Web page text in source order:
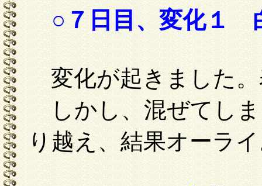
○７日目、変化１
変化が起きました。
しかし、混ぜてし
り越え、結果オーラ